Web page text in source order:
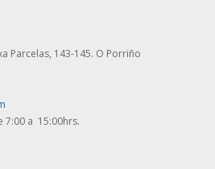
Parcelas, 143-145. O Porriño
7:00 a 15:00hrs.